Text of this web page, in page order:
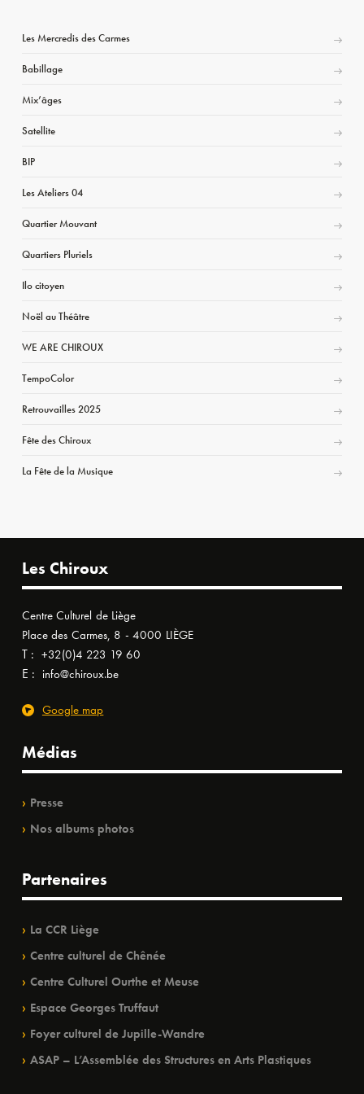
Les Mercredis des Carmes
Babillage
Mix’âges
Satellite
BIP
Les Ateliers 04
Quartier Mouvant
Quartiers Pluriels
Ilo citoyen
Noël au Théâtre
WE ARE CHIROUX
TempoColor
Retrouvailles 2025
Fête des Chiroux
La Fête de la Musique
Les Chiroux
Centre Culturel de Liège
Place des Carmes, 8 - 4000 LIÈGE
T : +32(0)4 223 19 60
E : info@chiroux.be
Google map
Médias
Presse
Nos albums photos
Partenaires
La CCR Liège
Centre culturel de Chênée
Centre Culturel Ourthe et Meuse
Espace Georges Truffaut
Foyer culturel de Jupille-Wandre
ASAP – L’Assemblée des Structures en Arts Plastiques